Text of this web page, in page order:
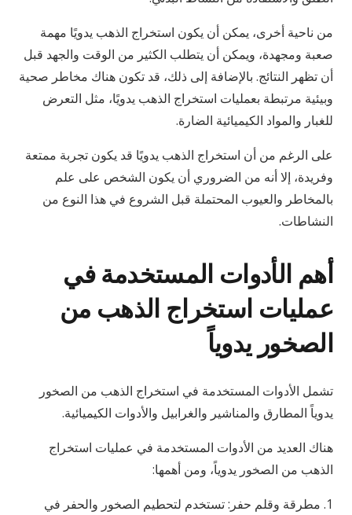
من ناحية أخرى، يمكن أن يكون استخراج الذهب يدويًا مهمة
صعبة ومجهدة، ويمكن أن يتطلب الكثير من الوقت والجهد قبل
أن تظهر النتائج. بالإضافة إلى ذلك، قد تكون هناك مخاطر صحية
وبيئية مرتبطة بعمليات استخراج الذهب يدويًا، مثل التعرض
للغبار والمواد الكيميائية الضارة.
على الرغم من أن استخراج الذهب يدويًا قد يكون تجربة ممتعة
وفريدة، إلا أنه من الضروري أن يكون الشخص على علم
بالمخاطر والعيوب المحتملة قبل الشروع في هذا النوع من
النشاطات.
أهم الأدوات المستخدمة في
عمليات استخراج الذهب من
الصخور يدوياً
تشمل الأدوات المستخدمة في استخراج الذهب من الصخور
يدوياً المطارق والمناشير والغرابيل والأدوات الكيميائية.
هناك العديد من الأدوات المستخدمة في عمليات استخراج
الذهب من الصخور يدوياً، ومن أهمها:
1. مطرقة وقلم حفر: تستخدم لتحطيم الصخور والحفر في